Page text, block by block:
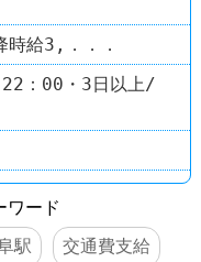
給3,．．．
：00・3日以上/
ワード
駅 交通費支給